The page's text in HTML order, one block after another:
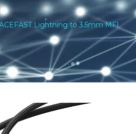
Lightning to 3.5mm MFI